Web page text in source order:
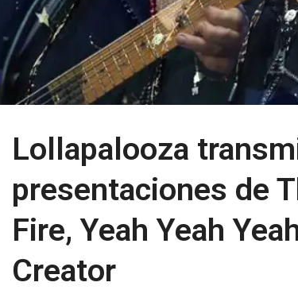
Lollapalooza
presentaciones de
Fire, Yeah Yeah
Creator